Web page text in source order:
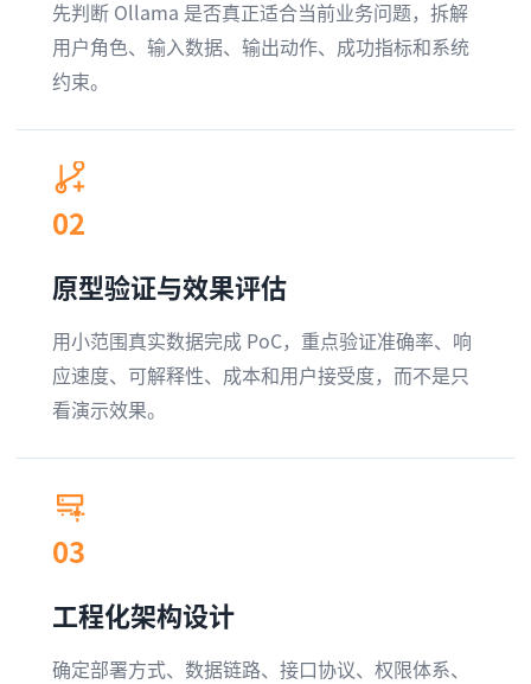
先判断 Ollama 是否真正适合当前业务问题，拆解
用户角色、输入数据、输出动作、成功指标和系统
约束。
02
原型验证与效果评估
用小范围真实数据完成 PoC，重点验证准确率、响
应速度、可解释性、成本和用户接受度，而不是只
看演示效果。
03
工程化架构设计
确定部署方式、数据链路、接口协议、权限体系、